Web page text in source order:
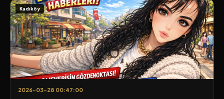
Kadıköy
2026-03-28 00:47:00